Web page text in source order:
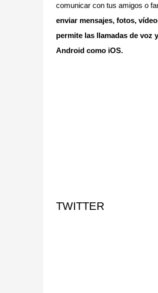
comunicar con tus amigos o
enviar mensajes, fotos,
permite las llamadas de voz
Android como iOS.
TWITTER